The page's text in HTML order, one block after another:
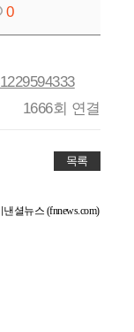
0
1666회 연결
목록
셜뉴스 (fnnews.com)